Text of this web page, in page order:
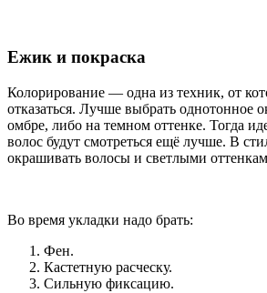
Ежик и покраска
Колорирование — одна из техник, от
отказаться. Лучше выбрать однотонное
омбре, либо на темном оттенке. Тогда
волос будут смотреться ещё лучше. В
окрашивать волосы и светлыми
Во время укладки надо брать:
Фен.
Кастетную расческу.
Сильную фиксацию.